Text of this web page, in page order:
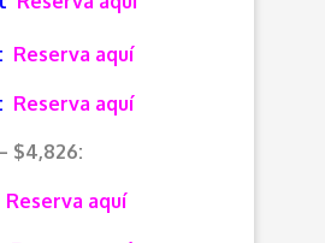
Reserva aquí
Reserva aquí
$4,826:
Reserva aquí